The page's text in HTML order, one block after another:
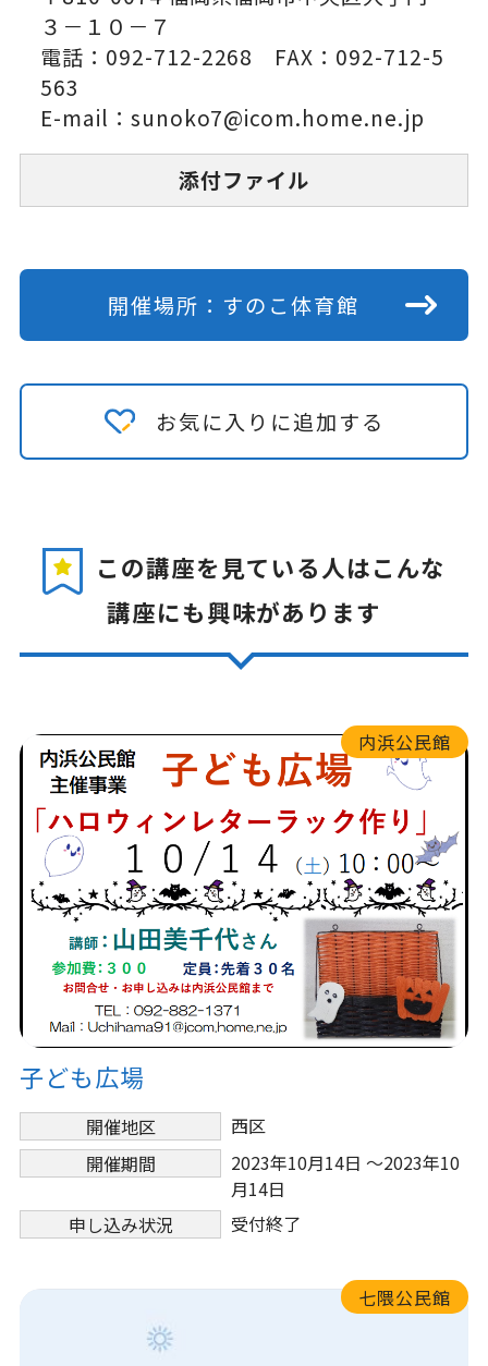
３－１０－７
電話：092-712-2268 FAX：092-712-5
563
E-mail：sunoko7@icom.home.ne.jp
添付ファイル
開催場所：すのこ体育館
お気に入りに追加する
この講座を見ている人はこんな
講座にも興味があります
内浜公民館
子ども広場
開催地区
西区
開催期間
2023年10月14日 ～2023年10
月14日
申し込み状況
受付終了
七隈公民館